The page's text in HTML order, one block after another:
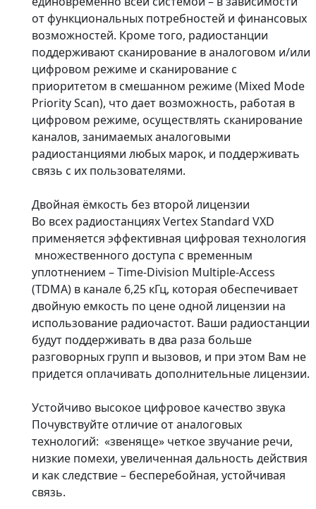
от функциональных потребностей и финансовых
возможностей. Кроме того, радиостанции
поддерживают сканирование в аналоговом и/или
цифровом режиме и сканирование с
приоритетом в смешанном режиме (Mixed Mode
Priority Scan), что дает возможность, работая в
цифровом режиме, осуществлять сканирование
каналов, занимаемых аналоговыми
радиостанциями любых марок, и поддерживать
связь с их пользователями.
Двойная ёмкость без второй лицензии
Во всех радиостанциях Vertex Standard VXD
применяется эффективная цифровая технология
множественного доступа с временным
уплотнением – Time-Division Multiple-Access
(TDMA) в канале 6,25 кГц, которая обеспечивает
двойную емкость по цене одной лицензии на
использование радиочастот. Ваши радиостанции
будут поддерживать в два раза больше
разговорных групп и вызовов, и при этом Вам не
придется оплачивать дополнительные лицензии.
Устойчиво высокое цифровое качество звука
Почувствуйте отличие от аналоговых
технологий: «звеняще» четкое звучание речи,
низкие помехи, увеличенная дальность действия
и как следствие – бесперебойная, устойчивая
связь.